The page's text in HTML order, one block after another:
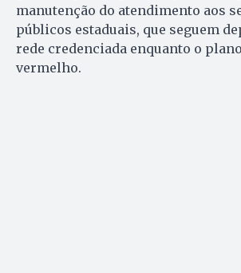
manutenção do atendimento aos
públicos estaduais, que seguem
rede credenciada enquanto o
vermelho.